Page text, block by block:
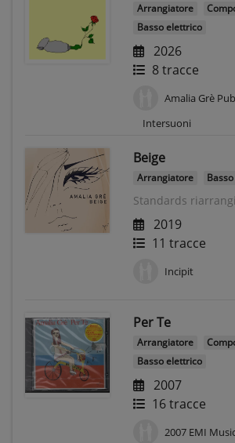
Arrangiatore
Basso elettrico
2026
8 tracce
Amalia Grè
Intersuoni
Beige
Arrangiatore
Standards
2019
11 tracce
Incipit
Per Te
Arrangiatore
Basso elettrico
2007
16 tracce
2007 EMI